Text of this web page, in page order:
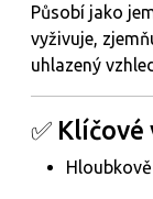
Působí jako
vyživuje,
uhlazený
✅
Hloubkově